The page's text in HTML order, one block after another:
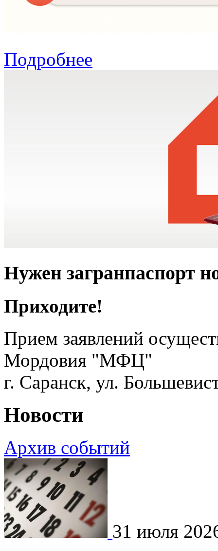
Подробнее
Нужен загранпаспорт
Приходите!
Прием заявлений
Мордовия "МФЦ"
г. Саранск, ул.
Новости
Архив событий
31 июля